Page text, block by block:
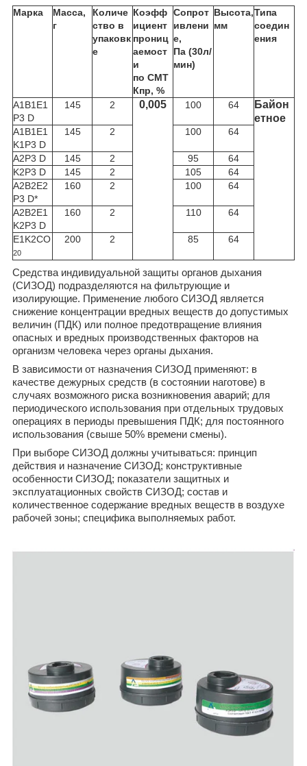
Марка
Масса,
г
Количе
ство в
упаковк
е
Коэфф
ициент
прониц
аемост
и
по СМТ
Кпр, %
Сопрот
ивлени
е,
Па (30л/
мин)
Высота,
мм
Типа
соедин
ения
A1B1E1
P3 D
145 2 0,005 100 64
Байон
етное
A1B1E1
K1P3 D
145 2 100 64
A2P3 D 145 2 95
64
K2P3 D
145 2 105
64
A2B2E2
P3 D*
160 2 100 64
A2B2E1
K2P3 D
160 2 110 64
E1K2CO
20
200 2 85 64
Средства индивидуальной защиты органов дыхания
(СИЗОД) подразделяются на фильтрующие и
изолирующие. Применение любого СИЗОД является
снижение концентрации вредных веществ до допустимых
величин (ПДК) или полное предотвращение влияния
опасных и вредных производственных факторов на
организм человека через органы дыхания.
В зависимости от назначения СИЗОД применяют: в
качестве дежурных средств (в состоянии наготове) в
случаях возможного риска возникновения аварий; для
периодического использования при отдельных трудовых
операциях в периоды превышения ПДК; для постоянного
использования (свыше 50% времени смены).
При выборе СИЗОД должны учитываться: принцип
действия и назначение СИЗОД; конструктивные
особенности СИЗОД; показатели защитных и
эксплуатационных свойств СИЗОД; состав и
количественное содержание вредных веществ в воздухе
рабочей зоны; специфика выполняемых работ.